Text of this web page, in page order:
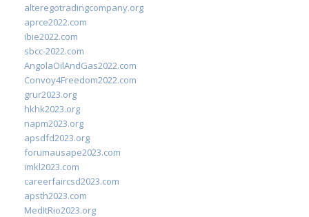
alteregotradingcompany.org
aprce2022.com
ibie2022.com
sbcc-2022.com
AngolaOilAndGas2022.com
Convoy4Freedom2022.com
grur2023.org
hkhk2023.org
napm2023.org
apsdfd2023.org
forumausape2023.com
imkl2023.com
careerfaircsd2023.com
apsth2023.com
MedItRio2023.org